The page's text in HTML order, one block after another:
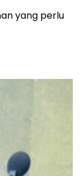
yang perlu